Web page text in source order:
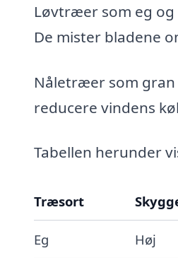
Løvtræer som eg
De mister bladene
Nåletræer som
reducere vindens
Tabellen herunder
Træsort
Eg Høj